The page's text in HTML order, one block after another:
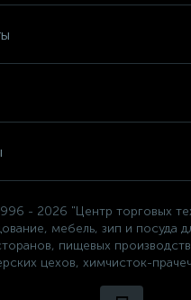
- 2026 "Центр торговых
мебель, зип и посуда
пищевых
цехов, химчисток-